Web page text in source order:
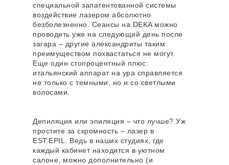
специальной запатентованной системы
воздействие лазером абсолютно
безболезненно. Сеансы на DEKA можно
проводить уже на следующий день после
загара – другие александриты таким
преимуществом похвастаться не могут.
Еще один стопроцентный плюс:
итальянский аппарат на ура справляется
не только с темными, но и со светлыми
волосами.
Депиляция или эпиляция – что лучше? Уж
простите за скромность – лазер в
EST.EPIL. Ведь в наших студиях, где
каждый кабинет находится в уютном
салоне, можно дополнительно (и